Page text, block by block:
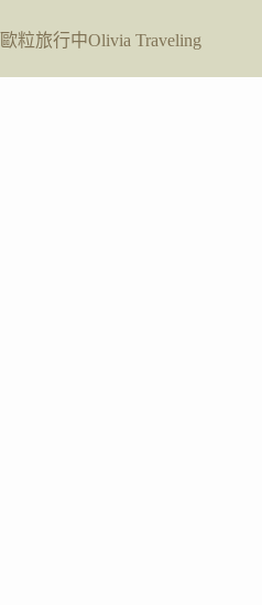
至
歐粒旅行中Olivia Traveling